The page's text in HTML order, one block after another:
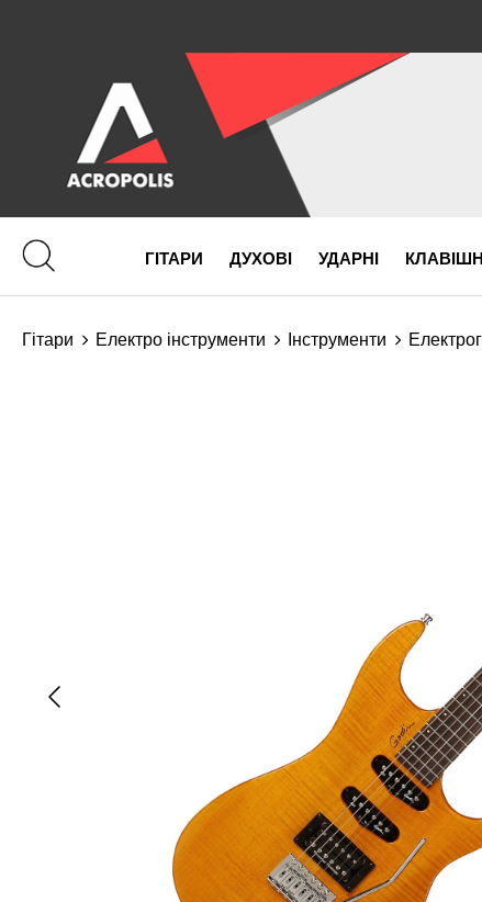
ГІТАРИ ДУХОВІ УДАРНІ
Гітари Електро інструменти Інструменти